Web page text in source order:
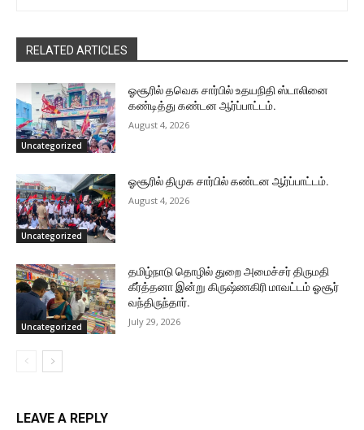
RELATED ARTICLES
Uncategorized
ஓசூரில் தவெக சார்பில் உதயநிதி ஸ்டாலினை
கண்டித்து கண்டன ஆர்ப்பாட்டம்.
August 4, 2026
Uncategorized
ஓசூரில் திமுக சார்பில் கண்டன ஆர்ப்பாட்டம்.
August 4, 2026
Uncategorized
தமிழ்நாடு தொழில் துறை அமைச்சர் திருமதி
கீர்த்தனா இன்று கிருஷ்ணகிரி மாவட்டம் ஓசூர்
வந்திருந்தார்.
July 29, 2026
LEAVE A REPLY